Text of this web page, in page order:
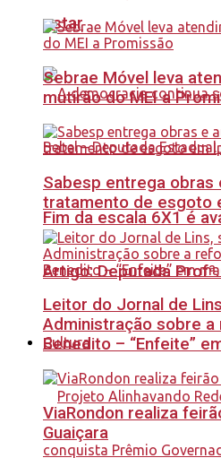
estar
Fim da escala 6X1 é
Artigo: Deputada
Cultura
Sebrae Móvel leva
mutirão do MEI a
Sabesp entrega obras
tratamento de esgoto
Leitor do Jornal de
Administração sobre
Benedito – “Enfeite”
ViaRondon realiza
Guaiçara